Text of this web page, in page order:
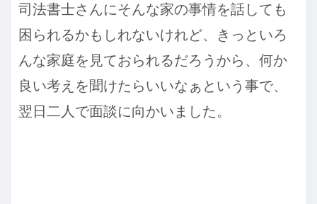
司法書士さんにそんな家の事情を話しても
困られるかもしれないけれど、きっといろ
んな家庭を見ておられるだろうから、何か
良い考えを聞けたらいいなぁという事で、
翌日二人で面談に向かいました。